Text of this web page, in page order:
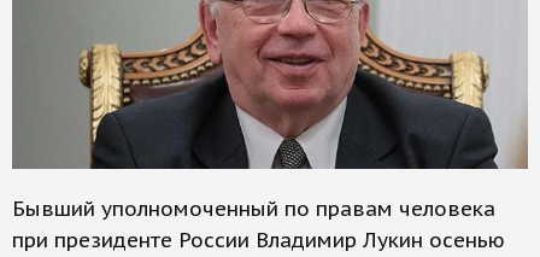
Бывший уполномоченный по правам человека
при президенте России Владимир Лукин осенью